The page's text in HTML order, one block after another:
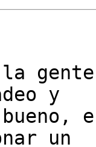
la
y
un